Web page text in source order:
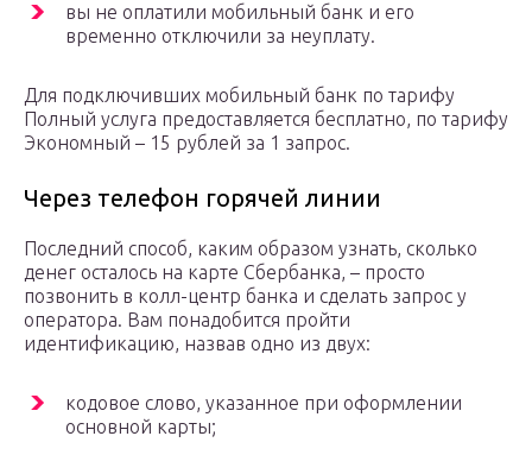
вы не оплатили мобильный банк и его
временно отключили за неуплату.
Для подключивших мобильный банк по тарифу
Полный услуга предоставляется бесплатно, по тарифу
Экономный – 15 рублей за 1 запрос.
Через телефон горячей линии
Последний способ, каким образом узнать, сколько
денег осталось на карте Сбербанка, – просто
позвонить в колл-центр банка и сделать запрос у
оператора. Вам понадобится пройти
идентификацию, назвав одно из двух:
кодовое слово, указанное при оформлении
основной карты;